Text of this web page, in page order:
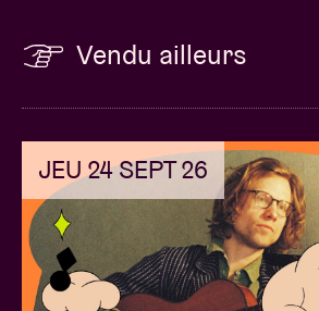
Vendu ailleurs
JEU 24 SEPT 26